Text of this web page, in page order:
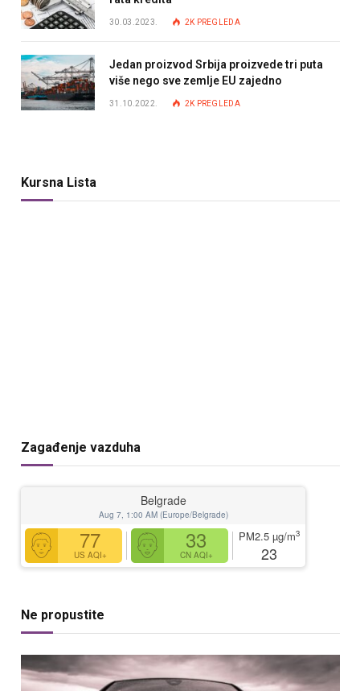
30.03.2023. 2K PREGLEDA
Jedan proizvod Srbija proizvede tri puta
više nego sve zemlje EU zajedno
31.10.2022. 2K PREGLEDA
Kursna Lista
Zagađenje vazduha
Belgrade
Aug 7, 1:00 AM (Europe/Belgrade)
77
US AQI+
33
CN AQI+
PM2.5 µg/m3
23
Ne propustite